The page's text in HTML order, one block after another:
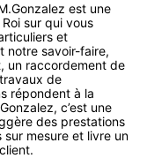
est une
sur qui vous
et
notre savoir-faire,
un raccordement de
de
répondent à la
c’est une
des prestations
mesure et livre un